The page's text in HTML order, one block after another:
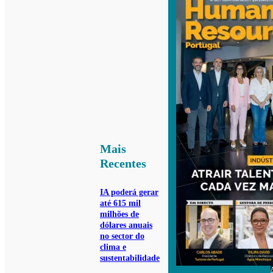
Mais
Recentes
IA poderá gerar
até 615 mil
milhões de
dólares anuais
no sector do
clima e
sustentabilidade